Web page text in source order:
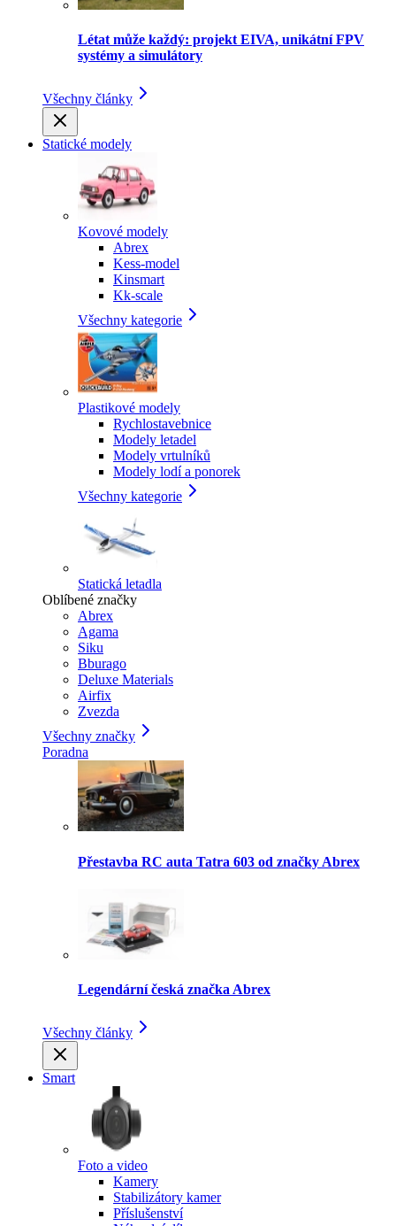
Létat může každý: projekt EIVA, unikátní FPV
systémy a simulátory
Všechny články
Statické modely
Kovové modely
Abrex
Kess-model
Kinsmart
Kk-scale
Všechny kategorie
Plastikové modely
Rychlostavebnice
Modely letadel
Modely vrtulníků
Modely lodí a ponorek
Všechny kategorie
Statická letadla
Oblíbené značky
Abrex
Agama
Siku
Bburago
Deluxe Materials
Airfix
Zvezda
Všechny značky
Poradna
Přestavba RC auta Tatra 603 od značky Abrex
Legendární česká značka Abrex
Všechny články
Smart
Foto a video
Kamery
Stabilizátory kamer
Příslušenství